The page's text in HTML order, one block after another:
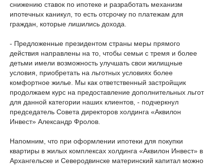
снижению ставок по ипотеке и разработать механизм
ипотечных каникул, то есть отсрочку по платежам для
граждан, которые лишились дохода.
- Предложенные президентом страны меры прямого
действия направлены на то, чтобы семьи с тремя и более
детьми имели возможность улучшать свои жилищные
условия, приобретать на льготных условиях более
комфортное жилье. Мы как ответственный застройщик
продолжаем курс на предоставление дополнительных льгот
для данной категории наших клиентов, - подчеркнул
председатель Совета директоров холдинга «Аквилон
Инвест» Александр Фролов.
Напомним, что при оформлении ипотеки для покупки
квартиры в жилых комплексах холдинга «Аквилон Инвест» в
Архангельске и Северодвинске материнский капитал можно